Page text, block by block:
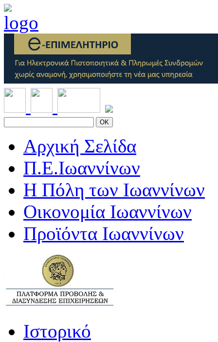
OK
Αρχική Σελίδα
Π.Ε.Ιωαννίνων
Η Πόλη των Ιωαννίνων
Οικονομία Ιωαννίνων
Προϊόντα Ιωαννίνων
Ιστορικό